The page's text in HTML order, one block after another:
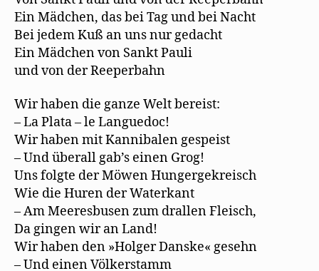
Ein Mädchen, das bei Tag und bei Nacht
Bei jedem Kuß an uns nur gedacht
Ein Mädchen von Sankt Pauli
und von der Reeperbahn
Wir haben die ganze Welt bereist:
– La Plata – le Languedoc!
Wir haben mit Kannibalen gespeist
– Und überall gab’s einen Grog!
Uns folgte der Möwen Hungergekreisch
Wie die Huren der Waterkant
– Am Meeresbusen zum drallen Fleisch,
Da gingen wir an Land!
Wir haben den »Holger Danske« gesehn
– Und einen Völkerstamm